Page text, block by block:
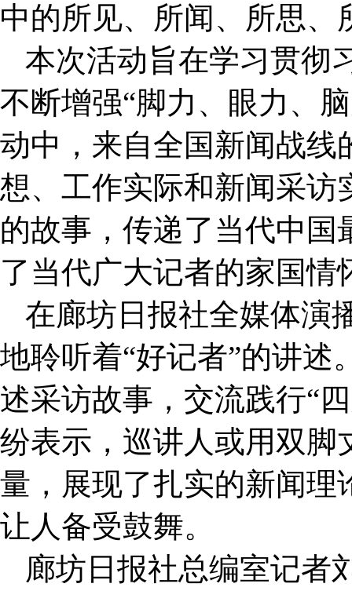
中的所见、所闻、所思、
本次活动旨在学习贯彻
不断增强“脚力、眼力、
动中，来自全国新闻战线
想、工作实际和新闻采访
的故事，传递了当代中
了当代广大记者的家国情
在廊坊日报社全媒体演
地聆听着“好记者”的讲述
述采访故事，交流践行“
纷表示，巡讲人或用双脚
量，展现了扎实的新闻理
让人备受鼓舞。
廊坊日报社总编室记者